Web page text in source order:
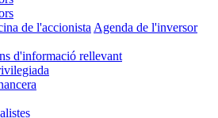
de l'accionista Agenda de l'inversor
d'informació rellevant